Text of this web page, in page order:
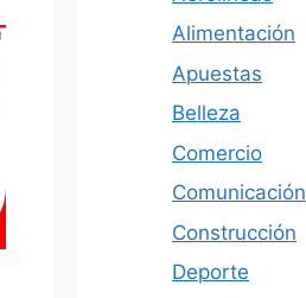
Alimentación
Apuestas
Belleza
Comercio
Comunicación
Construcción
Deporte